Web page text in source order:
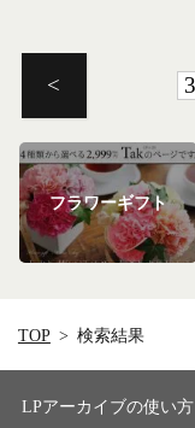
<
フラワーギフト
TOP 検索結果
LPアーカイブの使い方